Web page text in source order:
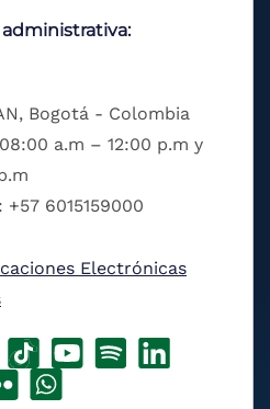
Bogotá - Colombia
a.m – 12:00 p.m y
6015159000
Electrónicas